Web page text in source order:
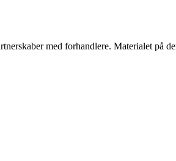
med forhandlere. Materialet på